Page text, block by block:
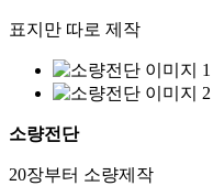
표지만 따로 제작
소량전단
20장부터 소량제작